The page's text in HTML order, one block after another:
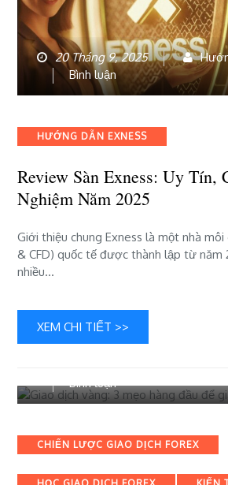
20 Tháng 9, 2025
Bình luậnbài
viết
Sàn
Exness:
tín,
chi
trải
nghiệm
Categories
HƯỚNG DẪN EXNESS
Review Sàn Exness: Uy Tín,
Nghiệm Năm 2025
Giới thiệu chung Exness là một nhà
& CFD) quốc tế được thành lập từ năm
nhiều…
XEM CHI TIẾT >>
Bình luậnbài
viết
dịch
vàng:
Categories
CHIẾN LƯỢC GIAO DỊCH FOREX